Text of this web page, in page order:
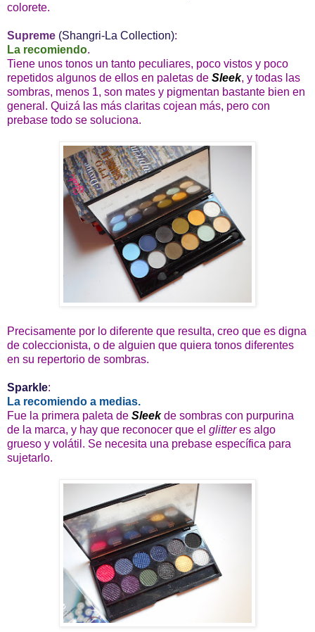
colorete.
Supreme (Shangri-La Collection):
La recomiendo.
Tiene unos tonos un tanto peculiares, poco vistos y poco
repetidos algunos de ellos en paletas de Sleek, y todas las
sombras, menos 1, son mates y pigmentan bastante bien en
general. Quizá las más claritas cojean más, pero con
prebase todo se soluciona.
Precisamente por lo diferente que resulta, creo que es digna
de coleccionista, o de alguien que quiera tonos diferentes
en su repertorio de sombras.
Sparkle:
La recomiendo a medias.
Fue la primera paleta de Sleekde sombras con purpurina
de la marca, y hay que reconocer que el glitteres algo
grueso y volátil. Se necesita una prebase específica para
sujetarlo.